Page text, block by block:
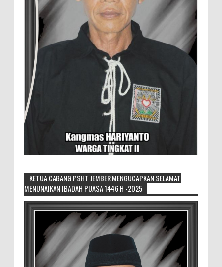
Pemilik Lahan Safi'i Dilaporkan Pencurian
dan Pengrusakan
Didampingi Kuasa Hukum Safi'i Datangi
Polres Jember MEMOPOS.vo.id, Jember -
Safi'i (76) warga Kreyongan, Kelurahan Patrang,
Kabupat...
KETUA CABANG PSHT JEMBER MENGUCAPKAN SELAMAT
MENUNAIKAN IBADAH PUASA 1446 H -2025